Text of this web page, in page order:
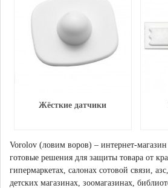
Жёсткие датчики
Vorolov (ловим воров) – интернет-магазин
готовые решения для защиты товара от
гипермаркетах, салонах сотовой связи,
детских магазинах, зоомагазинах,